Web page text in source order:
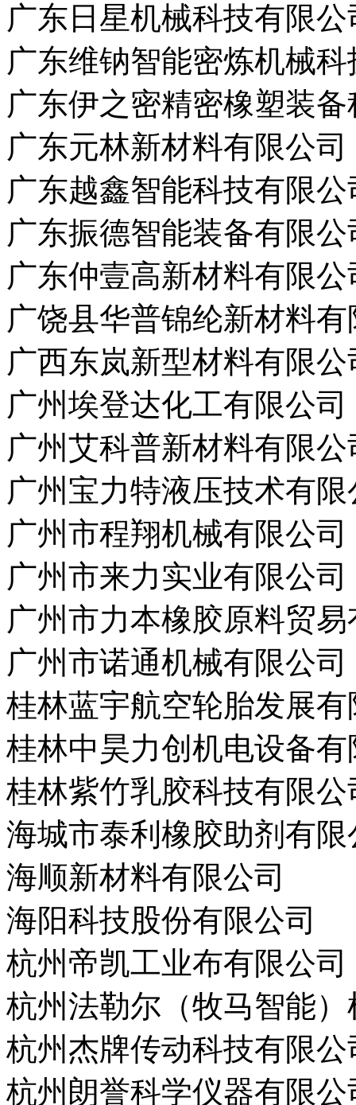
广东日星机械科技有限公
广东维钠智能密炼机械
广东伊之密精密橡塑装
广东元林新材料有限公司
广东越鑫智能科技有限公
广东振德智能装备有限公
广东仲壹高新材料有限公
广饶县华普锦纶新材料
广西东岚新型材料有限公
广州埃登达化工有限公司
广州艾科普新材料有限公
广州宝力特液压技术有限
广州市程翔机械有限公司
广州市来力实业有限公司
广州市力本橡胶原料贸
广州市诺通机械有限公司
桂林蓝宇航空轮胎发展有
桂林中昊力创机电设备有
桂林紫竹乳胶科技有限公
海城市泰利橡胶助剂有限
海顺新材料有限公司
海阳科技股份有限公司
杭州帝凯工业布有限公司
杭州法勒尔（牧马智能
杭州杰牌传动科技有限公
杭州朗誉科学仪器有限公